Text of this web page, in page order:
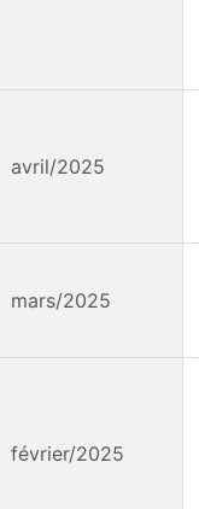
avril/2025
mars/2025
février/2025